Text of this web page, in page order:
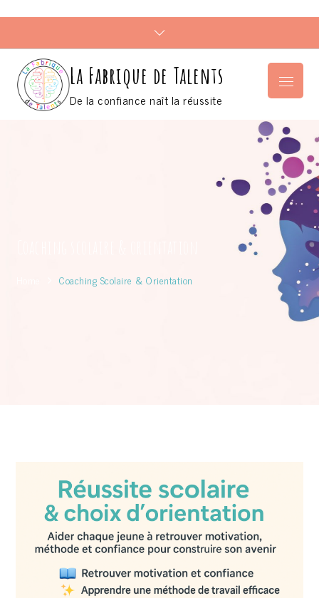
content
La Fabrique de Talents
De la confiance naît la réussite
Menu
Coaching Scolaire & Orientation